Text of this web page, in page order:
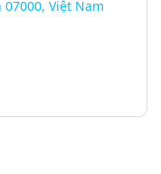
Việt Nam